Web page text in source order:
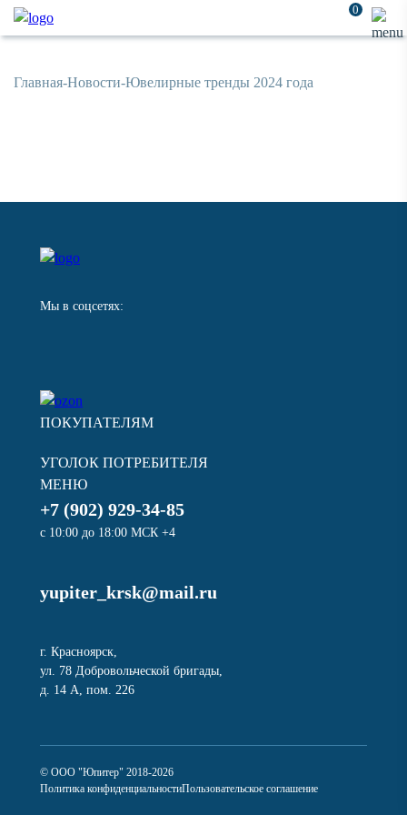
0
Главная-Новости-Ювелирные тренды 2024 года
Мы в соцсетях:
ПОКУПАТЕЛЯМ
УГОЛОК ПОТРЕБИТЕЛЯ
МЕНЮ
+7 (902) 929-34-85
с 10:00 до 18:00 МСК +4
yupiter_krsk@mail.ru
г. Красноярск,
ул. 78 Добровольческой бригады,
д. 14 А, пом. 226
© ООО "Юпитер" 2018-2026
Политика конфиденциальностиПользовательское соглашение